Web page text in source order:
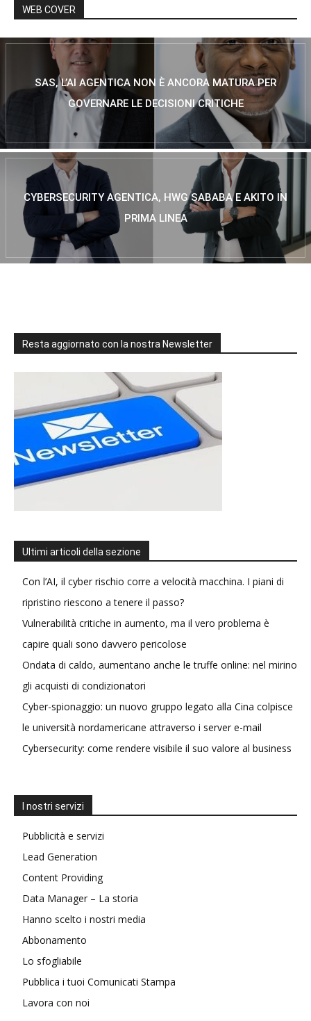
WEB COVER
SAS, L’AI AGENTICA NON È ANCORA MATURA PER
GOVERNARE LE DECISIONI CRITICHE
CYBERSECURITY AGENTICA, HWG SABABA E AKITO IN
PRIMA LINEA
Resta aggiornato con la nostra Newsletter
Ultimi articoli della sezione
Con l’AI, il cyber rischio corre a velocità macchina. I piani di
ripristino riescono a tenere il passo?
Vulnerabilità critiche in aumento, ma il vero problema è
capire quali sono davvero pericolose
Ondata di caldo, aumentano anche le truffe online: nel mirino
gli acquisti di condizionatori
Cyber-spionaggio: un nuovo gruppo legato alla Cina colpisce
le università nordamericane attraverso i server e-mail
Cybersecurity: come rendere visibile il suo valore al business
I nostri servizi
Pubblicità e servizi
Lead Generation
Content Providing
Data Manager – La storia
Hanno scelto i nostri media
Abbonamento
Lo sfogliabile
Pubblica i tuoi Comunicati Stampa
Lavora con noi